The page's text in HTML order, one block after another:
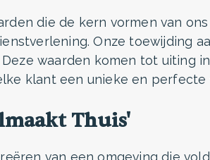
die de kern vormen van
Onze toewijding
waarden komen tot uiting
klant een unieke en
Thuis'
van een omgeving die